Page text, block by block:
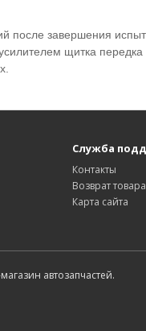
завершения
щитка
Служба
Контакты
Возврат товара
Карта сайта
автозапчастей.